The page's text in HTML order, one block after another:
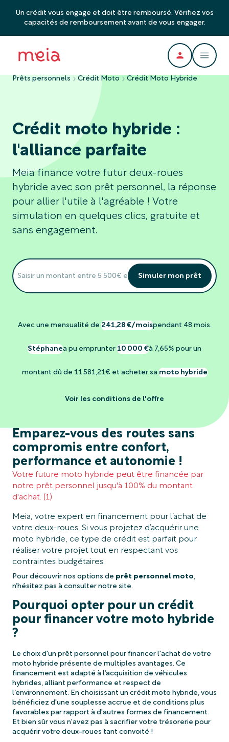
Un crédit vous engage et doit être remboursé. Vérifiez vos
capacités de remboursement avant de vous engager.
Crédit moto hybride :
l'alliance parfaite
Meia finance votre futur deux-roues
hybride avec son prêt personnel, la réponse
pour allier l'utile à l'agréable ! Votre
simulation en quelques clics, gratuite et
sans engagement.
Simuler mon prêt
Avec une mensualité de 241,28 €/moispendant 48 mois.
Stéphanea pu emprunter 10 000 €à 7,65% pour un
montant dû de 11 581,21€ et acheter sa moto hybride
Voir les conditions de l'offre
Prêts personnels Crédit Moto Crédit Moto Hybride
Emparez-vous des routes sans
compromis entre confort,
performance et autonomie !
Votre future moto hybride peut être financée par
notre prêt personnel jusqu'à 100% du montant
d'achat. (1)
Meia, votre expert en financement pour l’achat de
votre deux-roues. Si vous projetez d’acquérir une
moto hybride, ce type de crédit est parfait pour
réaliser votre projet tout en respectant vos
contraintes budgétaires.
Pour découvrir nos options de prêt personnel moto,
n’hésitez pas à consulter notre site.
Pourquoi opter pour un crédit
pour financer votre moto hybride
?
Le choix d'un prêt personnel pour financer l'achat de votre
moto hybride présente de multiples avantages. Ce
financement est adapté à l’acquisition de véhicules
hybrides, alliant performance et respect de
l’environnement. En choisissant un crédit moto hybride, vous
bénéficiez d'une souplesse accrue et de conditions plus
favorables par rapport à d'autres formes de financement.
Et bien sûr vous n'avez pas à sacrifier votre trésorerie pour
acquérir votre deux-roues tant convoité !